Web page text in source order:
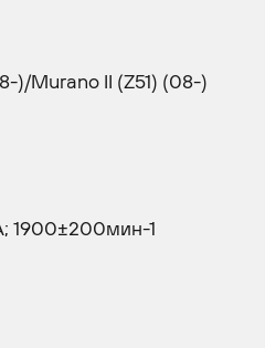
)/Murano II (Z51) (08-)
1900±200мин-1